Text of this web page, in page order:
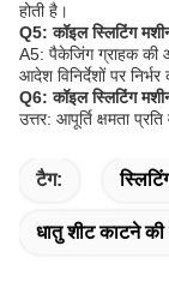
होती है।
Q5: कॉइल स्लिटिंग
A5: पैकेजिंग ग्राहक की
आदेश विनिर्देशों पर
Q6: कॉइल स्लिटिंग
उत्तर: आपूर्ति क्षमता
टैग:
धातु शीट काटने की